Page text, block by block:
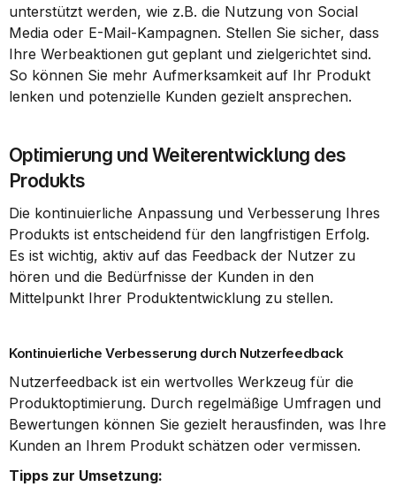
unterstützt werden, wie z.B. die Nutzung von Social
Media oder E-Mail-Kampagnen. Stellen Sie sicher, dass
Ihre Werbeaktionen gut geplant und zielgerichtet sind.
So können Sie mehr Aufmerksamkeit auf Ihr Produkt
lenken und potenzielle Kunden gezielt ansprechen.
Optimierung und Weiterentwicklung des
Produkts
Die kontinuierliche Anpassung und Verbesserung Ihres
Produkts ist entscheidend für den langfristigen Erfolg.
Es ist wichtig, aktiv auf das Feedback der Nutzer zu
hören und die Bedürfnisse der Kunden in den
Mittelpunkt Ihrer Produktentwicklung zu stellen.
Kontinuierliche Verbesserung durch Nutzerfeedback
Nutzerfeedback ist ein wertvolles Werkzeug für die
Produktoptimierung. Durch regelmäßige Umfragen und
Bewertungen können Sie gezielt herausfinden, was Ihre
Kunden an Ihrem Produkt schätzen oder vermissen.
Tipps zur Umsetzung: